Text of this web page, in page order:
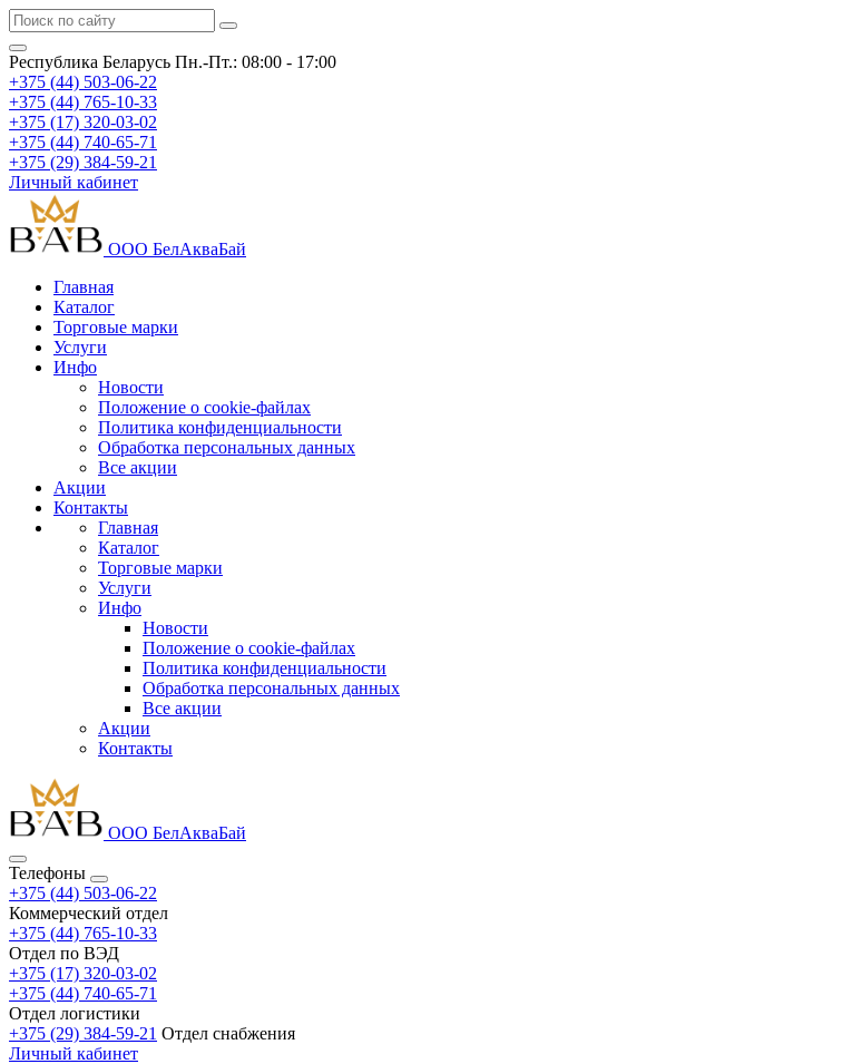
Республика Беларусь Пн.-Пт.: 08:00 - 17:00
+375 (44) 503-06-22
+375 (44) 765-10-33
+375 (17) 320-03-02
+375 (44) 740-65-71
+375 (29) 384-59-21
Личный кабинет
ООО БелАкваБай
Главная
Каталог
Торговые марки
Услуги
Инфо
Новости
Положение о cookie-файлах
Политика конфиденциальности
Обработка персональных данных
Все акции
Акции
Контакты
Главная
Каталог
Торговые марки
Услуги
Инфо
Новости
Положение о cookie-файлах
Политика конфиденциальности
Обработка персональных данных
Все акции
Акции
Контакты
ООО БелАкваБай
Телефоны
+375 (44) 503-06-22
Коммерческий отдел
+375 (44) 765-10-33
Отдел по ВЭД
+375 (17) 320-03-02
+375 (44) 740-65-71
Отдел логистики
+375 (29) 384-59-21 Отдел снабжения
Личный кабинет